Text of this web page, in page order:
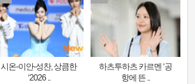
시온-이안-성찬, 상큼한
‘2026 ..
하츠투하츠 카르멘 ‘공
항에 뜬 ..